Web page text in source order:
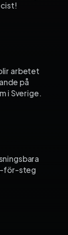
arbetet
på
i Sverige.
för-steg